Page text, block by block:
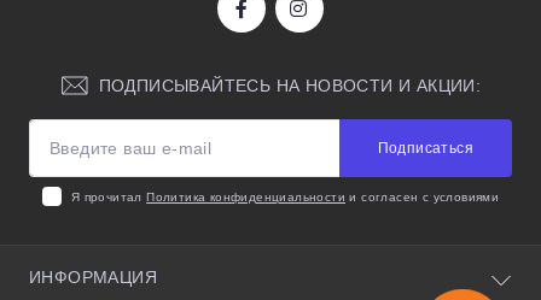
ПОДПИСЫВАЙТЕСЬ НА НОВОСТИ И АКЦИИ:
Подписаться
Я прочиталПолитика конфиденциальности и согласен с условиями
ИНФОРМАЦИЯ